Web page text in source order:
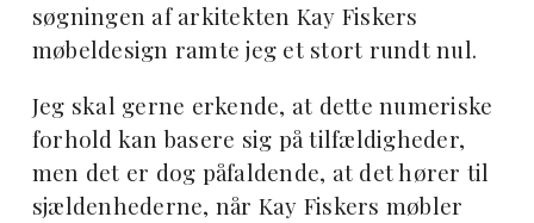
søgningen af arkitekten Kay Fiskers
møbeldesign ramte jeg et stort rundt nul.
Jeg skal gerne erkende, at dette numeriske
forhold kan basere sig på tilfældigheder,
men det er dog påfaldende, at det hører til
sjældenhederne, når Kay Fiskers møbler